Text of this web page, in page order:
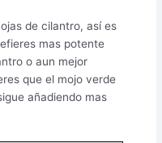
de cilantro, así es
mas potente
o aun mejor
que el mojo verde
añadiendo mas